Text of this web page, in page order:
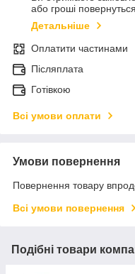
або гроші
Детальніше
Оплатити частинами
Післяплата
Готівкою
Всі умови оплати
Умови повернення
Повернення товару
Всі умови повернення
Подібні товари